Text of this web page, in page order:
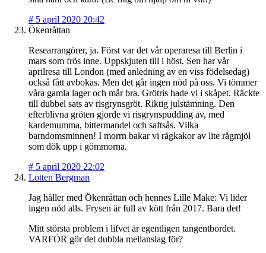
# 5 april 2020 20:42
Ökenråttan
Researrangörer, ja. Först var det vår operaresa till Berlin i
mars som frös inne. Uppskjuten till i höst. Sen har vår
aprilresa till London (med anledning av en viss födelsedag)
också fått avbokas. Men det går ingen nöd på oss. Vi tömmer
våra gamla lager och mår bra. Grötris hade vi i skåpet. Räckte
till dubbel sats av risgrynsgröt. Riktig julstämning. Den
efterblivna gröten gjorde vi risgrynspudding av, med
kardemumma, bittermandel och saftsås. Vilka
barndomsminnen! I morrn bakar vi rågkakor av lite rågmjöl
som dök upp i gömmorna.
# 5 april 2020 22:02
Lotten Bergman
Jag håller med Ökenråttan och hennes Lille Make: Vi lider
ingen nöd alls. Frysen är full av kött från 2017. Bara det!
Mitt största problem i lifvet är egentligen tangentbordet.
VARFÖR gör det dubbla mellanslag för?